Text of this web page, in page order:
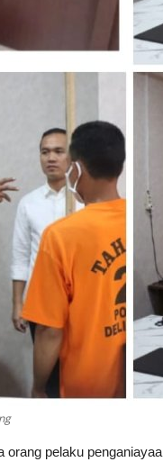
orang pelaku